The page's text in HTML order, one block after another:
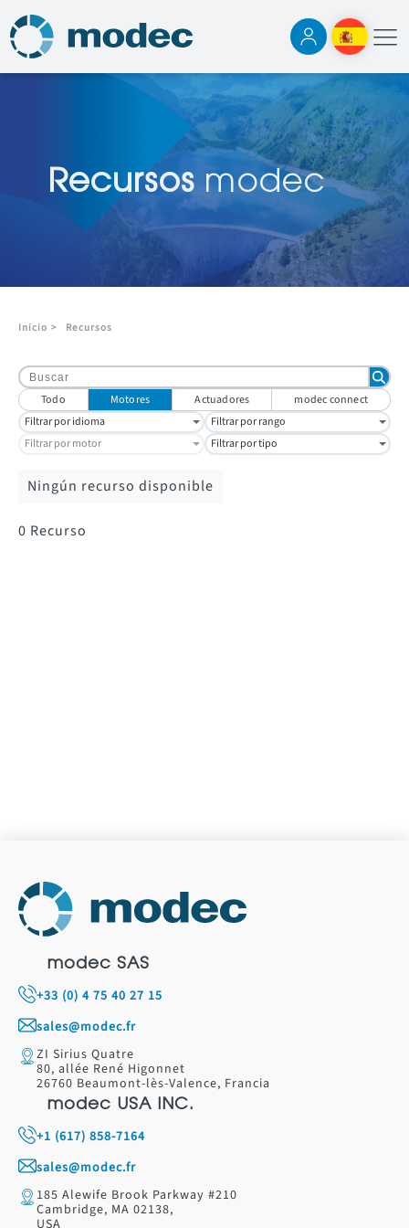
Recursos modec
Inicio > Recursos
Todo Motores Actuadores
modec connect
Filtrar por idioma
Filtrar por rango
Filtrar por motor
Filtrar por tipo
Ningún recurso disponible
0 Recurso
modec SAS
+33 (0) 4 75 40 27 15
sales@modec.fr
ZI Sirius Quatre
80, allée René Higonnet
26760 Beaumont-lès-Valence, Francia
modec USA INC.
+1 (617) 858-7164
sales@modec.fr
185 Alewife Brook Parkway #210
Cambridge, MA 02138,
USA